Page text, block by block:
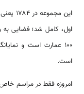
است.
امروزه فقط در مراسم